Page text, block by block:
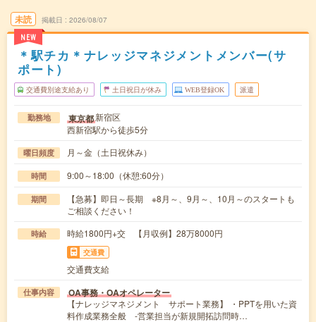
未読
NEW
掲載日 2026/08/07
＊駅チカ＊ナレッジマネジメントメンバー(サ
ポート)
交通費別途支給あり 土日祝日が休み WEB登録OK 派遣
勤務地 東京都新宿区
西新宿駅から徒歩5分
曜日頻度 月～金（土日祝休み）
時間 9:00～18:00（休憩:60分）
期間
【急募】即日～長期 ※8月～、9月～、10月～のスタートも
ご相談ください！
時給 時給1800円+交 【月収例】28万8000円
交通費
交通費支給
仕事内容 OA事務・OAオペレーター
【ナレッジマネジメント サポート業務】 ・PPTを用いた資
料作成業務全般 -営業担当が新規開拓訪問時…